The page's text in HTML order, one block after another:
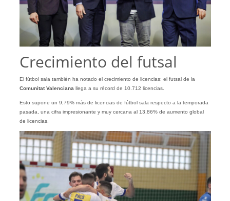
Crecimiento del futsal
El fútbol sala también ha notado el crecimiento de licencias: el futsal de la
Comunitat Valenciana llega a su récord de 10.712 licencias.
Esto supone un 9,79% más de licencias de fútbol sala respecto a la temporada
pasada, una cifra impresionante y muy cercana al 13,86% de aumento global
de licencias.